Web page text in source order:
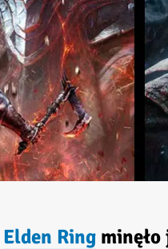
Elden Ringminęło